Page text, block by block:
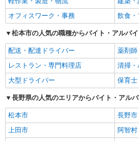
オフィスワーク・事務
飲食・
松本市の人気の職種からバイト・アルバ
配送・配達ドライバー
薬剤師
レストラン・専門料理店
清掃・
大型ドライバー
保育士
長野県の人気のエリアからバイト・アル
松本市
長野市
上田市
阿智村